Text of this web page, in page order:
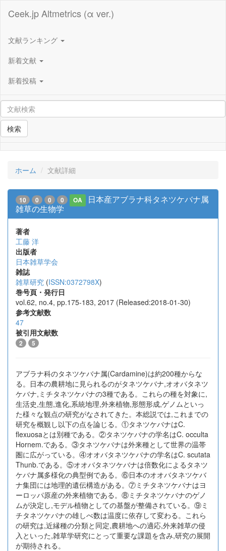
Ceek.jp Altmetrics (α ver.)
文献ランキング
新着文献
新着投稿
検索
ホーム 文献詳細
10 0 0 0 OA
日本産アブラナ科タネツケバナ属
雑草の生物学
著者
工藤 洋
出版者
日本雑草学会
雑誌
雑草研究 (ISSN:0372798X)
巻号頁・発行日
vol.62, no.4, pp.175-183, 2017 (Released:2018-01-30)
参考文献数
47
被引用文献数
2 5
アブラナ科のタネツケバナ属(Cardamine)は約200種からな
る。日本の農耕地に見られるのがタネツケバナ,オオバタネツ
ケバナ,ミチタネツケバナの3種である。これらの種を対象に,
生活史,生態,進化,系統地理,外来植物,形態形成,ゲノムといっ
た様々な観点の研究がなされてきた。本総説では,これまでの
研究を概観し以下の点を論じる。①タネツケバナはC.
flexuosaとは別種である。②タネツケバナの学名はC. occulta
Hornem.である。③タネツケバナは外来種として世界の温帯
圏に広がっている。④オオバタネツケバナの学名はC. scutata
Thunb.である。⑤オオバタネツケバナは倍数化によるタネツ
ケバナ属多様化の典型例である。⑥日本のオオバタネツケバ
ナ集団には地理的遺伝構造がある。⑦ミチタネツケバナはヨ
ーロッパ原産の外来植物である。⑧ミチタネツケバナのゲノ
ムが決定し,モデル植物としての基盤が整備されている。⑨ミ
チタネツケバナの雄しべ数は温度に依存して変わる。これら
の研究は,近縁種の分類と同定,農耕地への適応,外来雑草の侵
入といった,雑草学研究にとって重要な課題を含み,研究の展開
が期待される。